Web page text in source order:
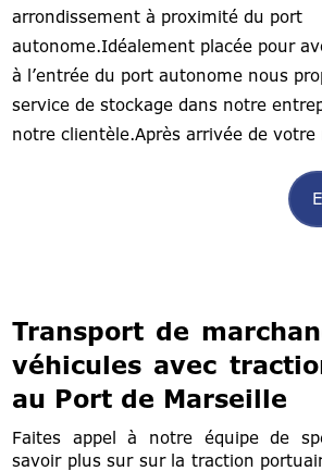
arrondissement à proximité du port
autonome.Idéalement placée pour
à l’entrée du port autonome nous
service de stockage dans notre
notre clientèle.Après arrivée de
Transport de
véhicules avec
au Port de Marseille
Faites appel à notre équipe de
savoir plus sur sur la traction